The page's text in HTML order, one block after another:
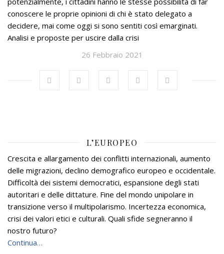
conoscere le proprie opinioni di chi è stato delegato a
decidere, mai come oggi si sono sentiti così emarginati.
Analisi e proposte per uscire dalla crisi
26 Febbraio 2021
L’EUROPEO
Crescita e allargamento dei conflitti internazionali, aumento
delle migrazioni, declino demografico europeo e occidentale.
Difficoltà dei sistemi democratici, espansione degli stati
autoritari e delle dittature. Fine del mondo unipolare in
transizione verso il multipolarismo. Incertezza economica,
crisi dei valori etici e culturali. Quali sfide segneranno il
nostro futuro?
Continua…